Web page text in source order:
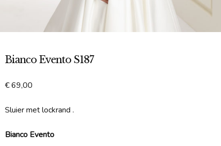
Bianco Evento S187
€69,00
Sluier met lockrand .
Bianco Evento